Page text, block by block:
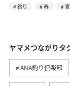
釣り
春 夏
ヤマメつながりタ
ANA釣り倶楽部